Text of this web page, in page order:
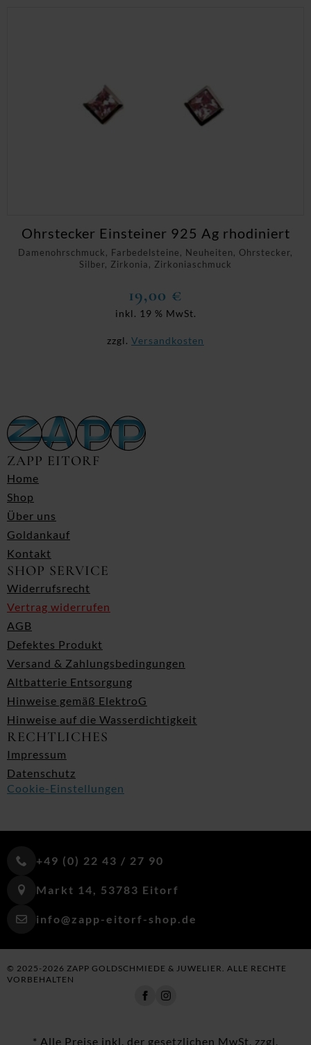
Damenohrschmuck, Farbedelsteine, Neuheiten, Ohrstecker,
Silber, Zirkonia, Zirkoniaschmuck
Ohrstecker Einsteiner 925 Ag rhodiniert
19,00 €
inkl. 19 % MwSt.
zzgl. Versandkosten
ZAPP EITORF
Home
Shop
Über uns
Goldankauf
Kontakt
SHOP SERVICE
Widerrufsrecht
Vertrag widerrufen
AGB
Defektes Produkt
Versand & Zahlungsbedingungen
Altbatterie Entsorgung
Hinweise gemäß ElektroG
Hinweise auf die Wasserdichtigkeit
RECHTLICHES
Impressum
Datenschutz
Cookie-Einstellungen
+49 (0) 22 43 / 27 90
Markt 14, 53783 Eitorf
info@zapp-eitorf-shop.de
© 2025-2026 ZAPP GOLDSCHMIEDE & JUWELIER. ALLE RECHTE
VORBEHALTEN
* Alle Preise inkl. der gesetzlichen MwSt. zzgl.